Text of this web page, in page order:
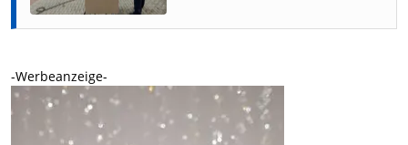
-Werbeanzeige-